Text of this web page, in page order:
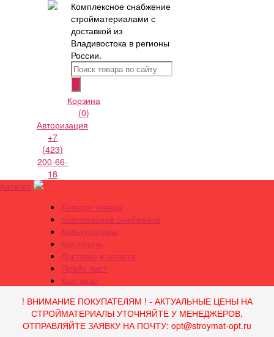
Комплексное снабжение
стройматериалами с
доставкой из
Владивостока в регионы
России.
Корзина
(0)
Авторизация
+7
(423)
200-66-
18
Каталог
Каталог товара
Комплексное снабжение
Калькуляторы
Как купить
Доставка и оплата
Прайс лист
Контакты
! ВНИМАНИЕ ПОКУПАТЕЛЯМ ! - АКТУАЛЬНЫЕ ЦЕНЫ НА
СТРОЙМАТЕРИАЛЫ УТОЧНЯЙТЕ У МЕНЕДЖЕРОВ,
ОТПРАВЛЯЙТЕ ЗАЯВКУ НА ПОЧТУ: opt@stroymat-opt.ru